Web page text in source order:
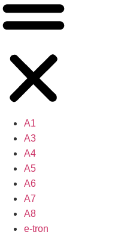
A1
A3
A4
A5
A6
A7
A8
e-tron